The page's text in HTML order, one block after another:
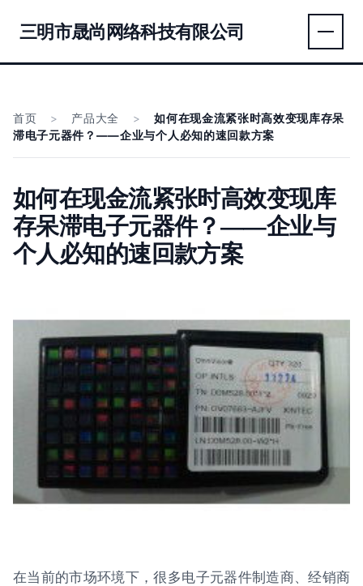
三明市晟尚网络科技有限公司
首页 > 产品大全 >
如何在现金流紧张时高效变现库存呆
滞电子元器件？——企业与个人必知的速回款方案
如何在现金流紧张时高效变现库
存呆滞电子元器件？——企业与
个人必知的速回款方案
在当前的市场环境下，很多电子元器件制造商、经销商